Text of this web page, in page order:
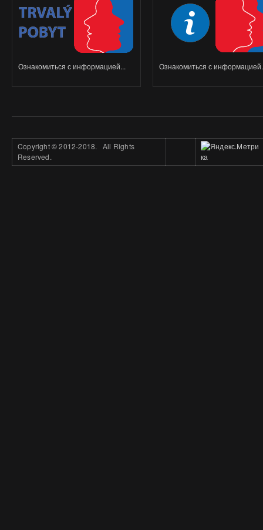
Ознакомиться с информацией... Ознакомиться с
Copyright©2012-2018. All Rights
Reserved.